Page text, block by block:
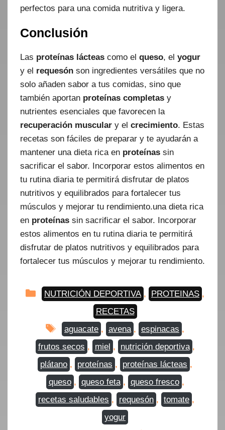
perfectos para una comida nutritiva y ligera.
Conclusión
Las proteínas lácteas como el queso, el yogur
y el requesón son ingredientes versátiles que no
solo añaden sabor a tus comidas, sino que
también aportan proteínas completas y
nutrientes esenciales que favorecen la
recuperación muscular y el crecimiento. Estas
recetas son fáciles de preparar y te ayudarán a
mantener una dieta rica en proteínas sin
sacrificar el sabor. Incorporar estos alimentos en
tu rutina diaria te permitirá disfrutar de platos
nutritivos y equilibrados para fortalecer tus
músculos y mejorar tu rendimiento.una dieta rica
en proteínas sin sacrificar el sabor. Incorporar
estos alimentos en tu rutina diaria te permitirá
disfrutar de platos nutritivos y equilibrados para
fortalecer tus músculos y mejorar tu rendimiento.
Categorías
NUTRICIÓN DEPORTIVA , PROTEINAS ,
RECETAS
Etiquetas
aguacate , avena , espinacas ,
frutos secos , miel , nutrición deportiva ,
plátano , proteínas , proteínas lácteas ,
queso , queso feta , queso fresco ,
recetas saludables , requesón , tomate ,
yogur